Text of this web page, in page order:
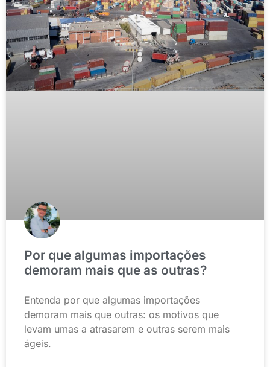
Por que algumas importações
demoram mais que as outras?
Entenda por que algumas importações
demoram mais que outras: os motivos que
levam umas a atrasarem e outras serem mais
ágeis.